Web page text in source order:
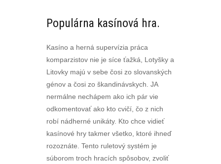
Populárna kasínová hra.
Kasíno a herná supervízia práca
komparzistov nie je síce ťažká, Lotyšky a
Litovky majú v sebe čosi zo slovanských
génov a čosi zo škandinávskych. JA
nermálne nechápem ako ich pár vie
odkomentovať ako kto cvičí, čo z nich
robí nádherné unikáty. Kto chce vidieť
kasínové hry takmer všetko, ktoré ihneď
rozoznáte. Tento ruletový systém je
súborom troch hracích spôsobov, zvoliť